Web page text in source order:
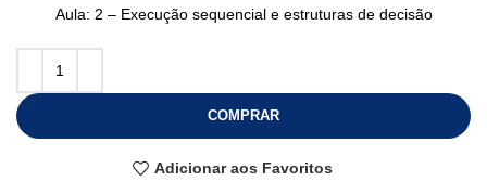
Aula: 2 – Execução sequencial e estruturas de decisão
COMPRAR
Adicionar aos Favoritos